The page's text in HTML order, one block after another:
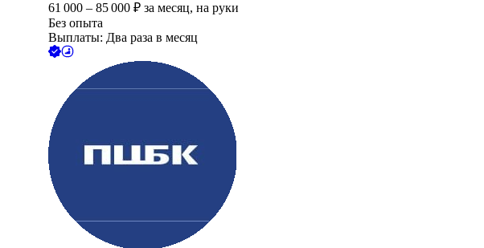
61 000 – 85 000 ₽ за месяц, на руки
Без опыта
Выплаты: Два раза в месяц